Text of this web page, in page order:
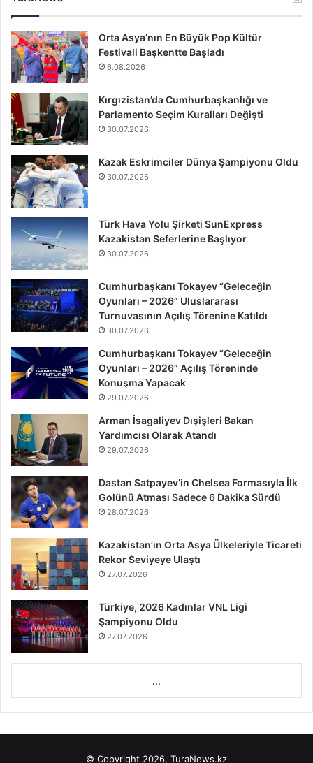
Orta Asya’nın En Büyük Pop Kültür
Festivali Başkentte Başladı
6.08.2026
Kırgızistan’da Cumhurbaşkanlığı ve
Parlamento Seçim Kuralları Değişti
30.07.2026
Kazak Eskrimciler Dünya Şampiyonu Oldu
30.07.2026
Türk Hava Yolu Şirketi SunExpress
Kazakistan Seferlerine Başlıyor
30.07.2026
Cumhurbaşkanı Tokayev “Geleceğin
Oyunları – 2026” Uluslararası
Turnuvasının Açılış Törenine Katıldı
30.07.2026
Cumhurbaşkanı Tokayev “Geleceğin
Oyunları – 2026” Açılış Töreninde
Konuşma Yapacak
29.07.2026
Arman İsagaliyev Dışişleri Bakan
Yardımcısı Olarak Atandı
29.07.2026
Dastan Satpayev’in Chelsea Formasıyla İlk
Golünü Atması Sadece 6 Dakika Sürdü
28.07.2026
Kazakistan’ın Orta Asya Ülkeleriyle Ticareti
Rekor Seviyeye Ulaştı
27.07.2026
Türkiye, 2026 Kadınlar VNL Ligi
Şampiyonu Oldu
27.07.2026
...
© Copyright 2026, TuraNews.kz